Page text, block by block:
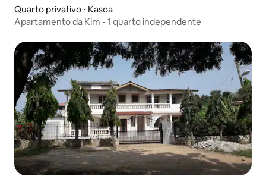
Quarto privativo ⋅ Kasoa
Apartamento da Kim - 1 quarto independente